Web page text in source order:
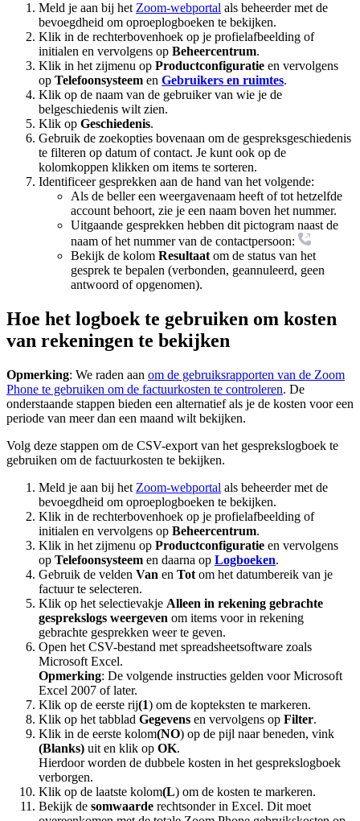
Meld je aan bij hetZoom-webportal als beheerder met de
bevoegdheid om oproeplogboeken te bekijken.
Klik in de rechterbovenhoek op je profielafbeelding of
initialen en vervolgens op Beheercentrum.
Klik in het zijmenu op Productconfiguratie en vervolgens
op Telefoonsysteem en Gebruikers en ruimtes.
Klik op de naam van de gebruiker van wie je de
belgeschiedenis wilt zien.
Klik op Geschiedenis.
Gebruik de zoekopties bovenaan om de gespreksgeschiedenis
te filteren op datum of contact. Je kunt ook op de
kolomkoppen klikken om items te sorteren.
Identificeer gesprekken aan de hand van het volgende:
Als de beller een weergavenaam heeft of tot hetzelfde
account behoort, zie je een naam boven het nummer.
Uitgaande gesprekken hebben dit pictogram naast de
naam of het nummer van de contactpersoon:
Bekijk de kolom Resultaatom de status van het
gesprek te bepalen (verbonden, geannuleerd, geen
antwoord of opgenomen).
Hoe het logboek te gebruiken om kosten
van rekeningen te bekijken
Opmerking: We raden aan om de gebruiksrapporten van de Zoom
Phone te gebruiken om de factuurkosten te controleren. De
onderstaande stappen bieden een alternatief als je de kosten voor een
periode van meer dan een maand wilt bekijken.
Volg deze stappen om de CSV-export van het gesprekslogboek te
gebruiken om de factuurkosten te bekijken.
Meld je aan bij het Zoom-webportal als beheerder met de
bevoegdheid om oproeplogboeken te bekijken.
Klik in de rechterbovenhoek op je profielafbeelding of
initialen en vervolgens op Beheercentrum.
Klik in het zijmenu op Productconfiguratie en vervolgens
op Telefoonsysteem en daarna op Logboeken.
Gebruik de velden Van en Tot om het datumbereik van je
factuur te selecteren.
Klik op het selectievakje Alleen in rekening gebrachte
gesprekslogs weergeven om items voor in rekening
gebrachte gesprekken weer te geven.
Open het CSV-bestand met spreadsheetsoftware zoals
Microsoft Excel.
Opmerking: De volgende instructies gelden voor Microsoft
Excel 2007 of later.
Klik op de eerste rij(1) om de kopteksten te markeren.
Klik op het tabblad Gegevens en vervolgens op Filter.
Klik in de eerste kolom(NO) op de pijl naar beneden, vink
(Blanks) uit en klik op OK.
Hierdoor worden de dubbele kosten in het gesprekslogboek
verborgen.
Klik op de laatste kolom(L) om de kosten te markeren.
Bekijk de somwaarde rechtsonder in Excel. Dit moet